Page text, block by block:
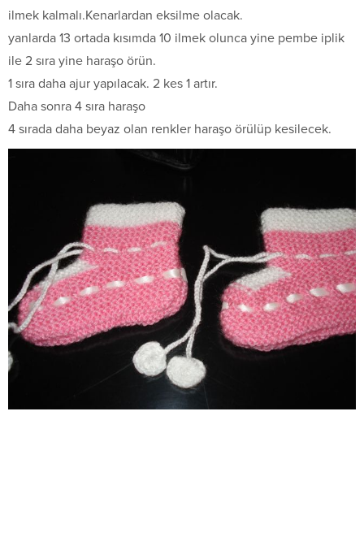
ilmek kalmalı.Kenarlardan eksilme olacak.
yanlarda 13 ortada kısımda 10 ilmek olunca yine pembe iplik
ile 2 sıra yine haraşo örün.
1 sıra daha ajur yapılacak. 2 kes 1 artır.
Daha sonra 4 sıra haraşo
4 sırada daha beyaz olan renkler haraşo örülüp kesilecek.